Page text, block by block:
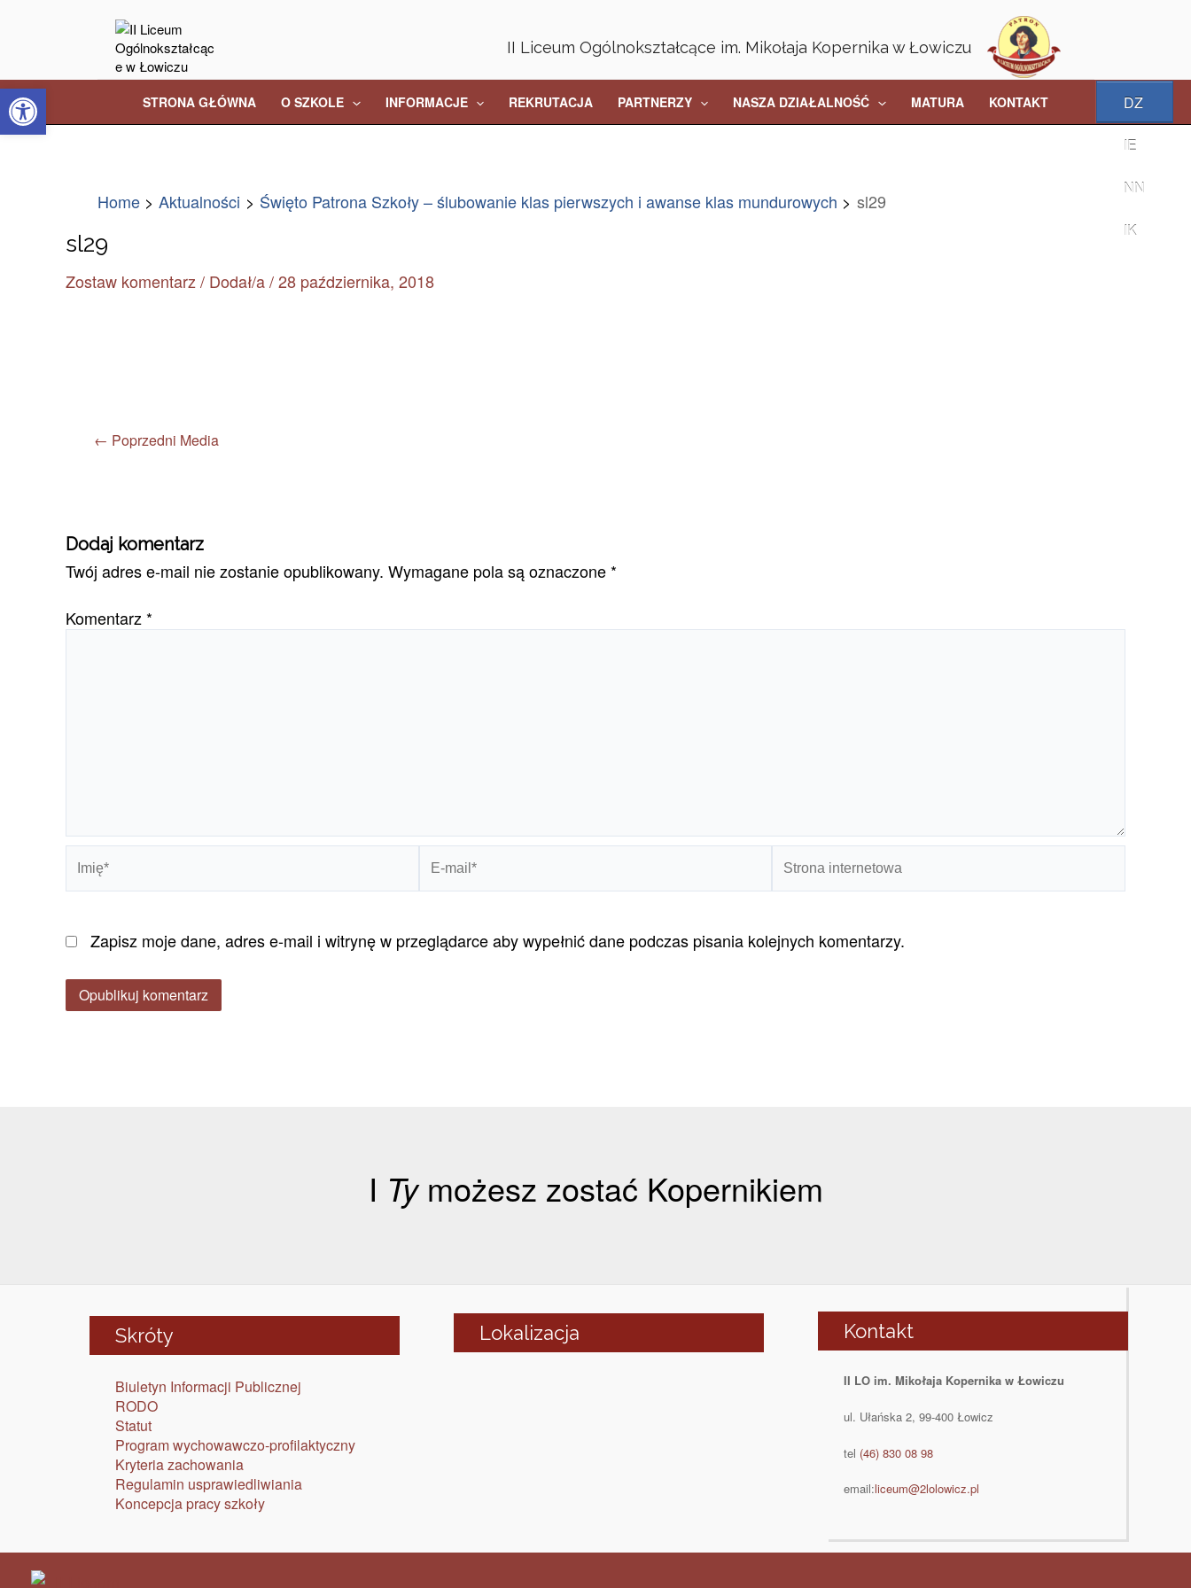
Open toolbar
II Liceum Ogólnokształcące im. Mikołaja Kopernika w Łowiczu
STRONA GŁÓWNA O SZKOLE INFORMACJE REKRUTACJA PARTNERZY NASZA DZIAŁALNOŚĆ MATURA KONTAKT DZ
IE
NN
IK
Home Aktualności Święto Patrona Szkoły – ślubowanie klas pierwszych i awanse klas mundurowych sl29
sl29
Zostaw komentarz / Dodał/a/28 października, 2018
navigation
← Poprzedni Media
Dodaj komentarz
Twój adres e-mail nie zostanie opublikowany. Wymagane pola są oznaczone *
Komentarz *
mail*
internetowa
Zapisz moje dane, adres e-mail i witrynę w przeglądarce aby wypełnić dane podczas pisania kolejnych komentarzy.
I Tymożesz zostać Kopernikiem
Skróty
Biuletyn Informacji Publicznej
RODO
Statut
Program wychowawczo-profilaktyczny
Kryteria zachowania
Regulamin usprawiedliwiania
Koncepcja pracy szkoły
Lokalizacja Kontakt
II LO im. Mikołaja Kopernika w Łowiczu
ul. Ułańska 2, 99-400 Łowicz
tel (46) 830 08 98
email:liceum@2lolowicz.pl